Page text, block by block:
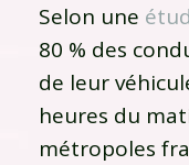
Selon une
80 % des
de leur
heures du
métropoles